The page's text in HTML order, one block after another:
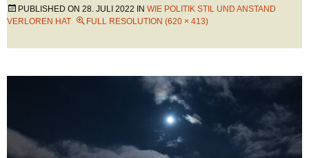
PUBLISHED ON 28. JULI 2022 IN WIE POLITIK STIL UND ANSTAND
VERLOREN HAT
FULL RESOLUTION (620 × 413)